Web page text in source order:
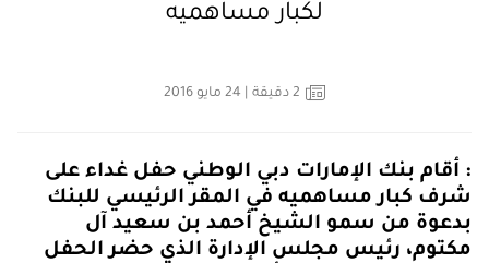
لكبار مساهميه
2 دقيقة
: أقام بنك الإمارات دبي الوطني حفل غداء على
شرف كبار مساهميه في المقر الرئيسي للبنك
بدعوة من سمو الشيخ أحمد بن سعيد آل
مكتوم، رئيس مجلس الإدارة الذي حضر الحفل